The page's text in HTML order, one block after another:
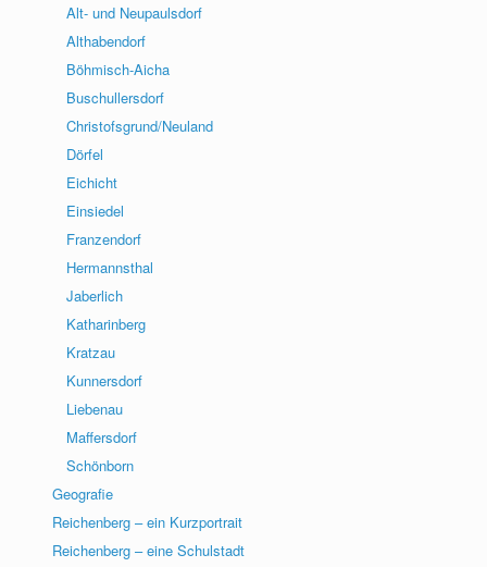
Alt- und Neupaulsdorf
Althabendorf
Böhmisch-Aicha
Buschullersdorf
Christofsgrund/Neuland
Dörfel
Eichicht
Einsiedel
Franzendorf
Hermannsthal
Jaberlich
Katharinberg
Kratzau
Kunnersdorf
Liebenau
Maffersdorf
Schönborn
Geografie
Reichenberg – ein Kurzportrait
Reichenberg – eine Schulstadt